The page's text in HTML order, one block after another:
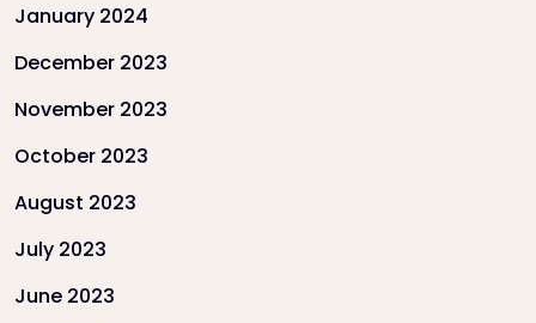
January 2024
December 2023
November 2023
October 2023
August 2023
July 2023
June 2023